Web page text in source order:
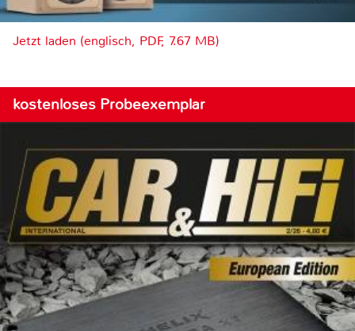
Jetzt laden (englisch, PDF, 7.67 MB)
kostenloses Probeexemplar